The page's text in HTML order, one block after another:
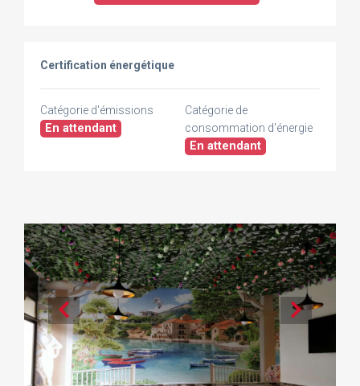
Certification énergétique
Catégorie d'émissions
En attendant
Catégorie de
consommation d'énergie
En attendant